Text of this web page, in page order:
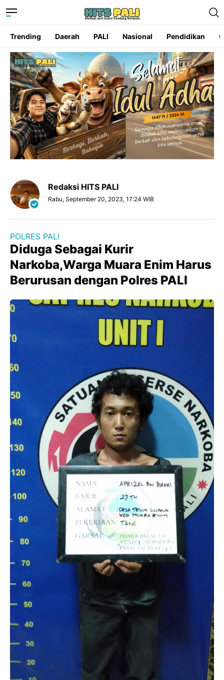
Trending Daerah PALI Nasional Pendidikan
Redaksi HITS PALI
Rabu, September 20, 2023, 17:24 WIB
POLRES PALI
Diduga Sebagai Kurir
Narkoba,Warga Muara Enim Harus
Berurusan dengan Polres PALI